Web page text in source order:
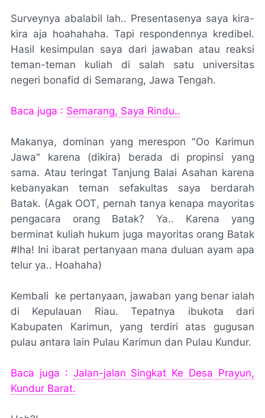
Surveynya abalabil lah.. Presentasenya saya kira-
kira aja hoahahaha. Tapi respondennya kredibel.
Hasil kesimpulan saya dari jawaban atau reaksi
teman-teman kuliah di salah satu universitas
negeri bonafid di Semarang, Jawa Tengah.
Baca juga : Semarang, Saya Rindu..
Makanya, dominan yang merespon "Oo Karimun
Jawa" karena (dikira) berada di propinsi yang
sama. Atau teringat Tanjung Balai Asahan karena
kebanyakan teman sefakultas saya berdarah
Batak. (Agak OOT, pernah tanya kenapa mayoritas
pengacara orang Batak? Ya.. Karena yang
berminat kuliah hukum juga mayoritas orang Batak
#lha! Ini ibarat pertanyaan mana duluan ayam apa
telur ya.. Hoahaha)
Kembali ke pertanyaan, jawaban yang benar ialah
di Kepulauan Riau. Tepatnya ibukota dari
Kabupaten Karimun, yang terdiri atas gugusan
pulau antara lain Pulau Karimun dan Pulau Kundur.
Baca juga : Jalan-jalan Singkat Ke Desa Prayun,
Kundur Barat.